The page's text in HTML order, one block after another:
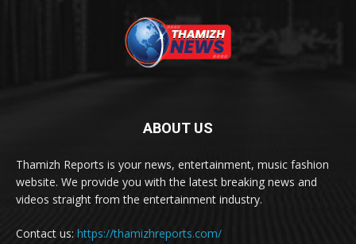
ABOUT US
Thamizh Reports is your news, entertainment, music fashion
website. We provide you with the latest breaking news and
videos straight from the entertainment industry.
Contact us: https://thamizhreports.com/